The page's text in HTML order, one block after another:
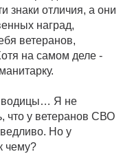
знаки отличия, а они
наград,
ветеранов,
на самом деле -
водицы… Я не
что у ветеранов СВО
Но у
чему?